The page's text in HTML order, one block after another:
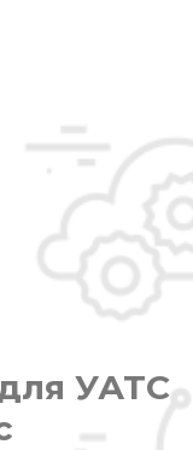
УАТС